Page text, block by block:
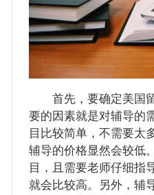
首先，要确定美国留
要的因素就是对辅导的
目比较简单，不需要太
辅导的价格显然会较低
目，且需要老师仔细指
就会比较高。另外，辅